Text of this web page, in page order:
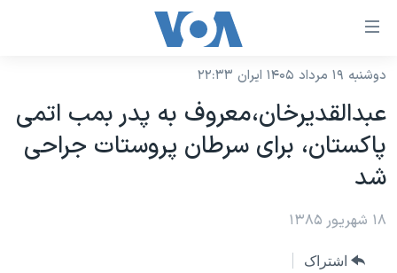
لینکهای
دسترسی
جهش
محتوای
اصلی
به
صفحه
نسخه سبک وب‌سایت
موضوع ها
آمریکا
جهان
برنامه های تلویزیونی
جدول برنامه ها
صفحه‌های ویژه
دوشنبه ۱۹ مرداد ۱۴۰۵ ایران ۲۲:۳۳
عبدالقديرخان،معروف به پدر بمب اتمی
پاکستان، برای سرطان پروستات جراحی
شد
۱۸ شهریور ۱۳۸۵
اشتراک